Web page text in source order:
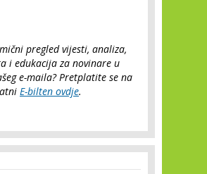
pregled vijesti, analiza,
i edukacija za novinare u
e-maila? Pretplatite se na
E-bilten ovdje.